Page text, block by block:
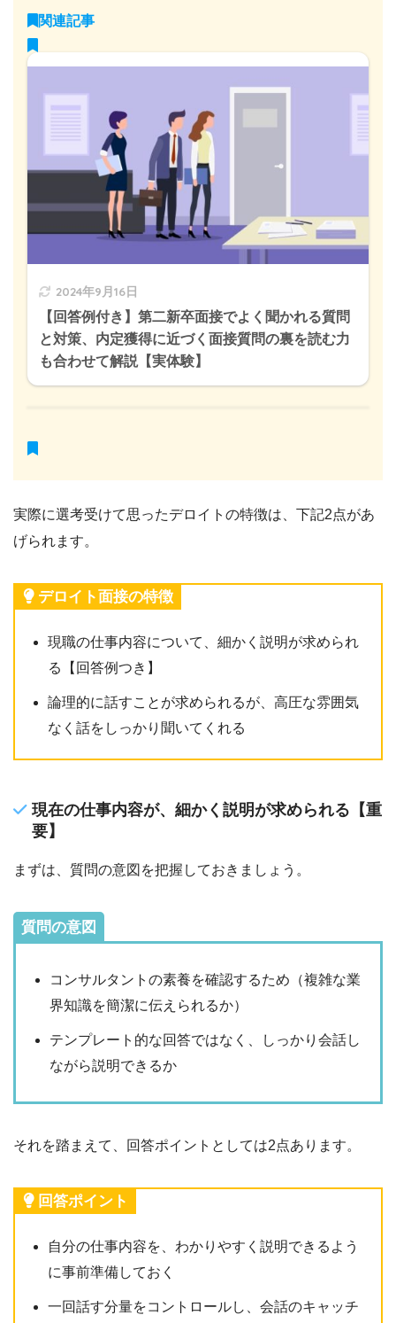
関連記事
2024年9月16日
【回答例付き】第二新卒面接でよく聞かれる質問
と対策、内定獲得に近づく面接質問の裏を読む力
も合わせて解説【実体験】
実際に選考受けて思ったデロイトの特徴は、下記2点があ
げられます。
デロイト面接の特徴
現職の仕事内容について、細かく説明が求められ
る【回答例つき】
論理的に話すことが求められるが、高圧な雰囲気
なく話をしっかり聞いてくれる
現在の仕事内容が、細かく説明が求められる【重
要】
まずは、質問の意図を把握しておきましょう。
質問の意図
コンサルタントの素養を確認するため（複雑な業
界知識を簡潔に伝えられるか）
テンプレート的な回答ではなく、しっかり会話し
ながら説明できるか
それを踏まえて、回答ポイントとしては2点あります。
回答ポイント
自分の仕事内容を、わかりやすく説明できるよう
に事前準備しておく
一回話す分量をコントロールし、会話のキャッチ